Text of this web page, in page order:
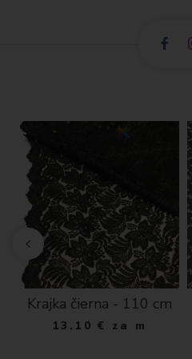
Krajka čierna - 110 cm
13.10 € za m